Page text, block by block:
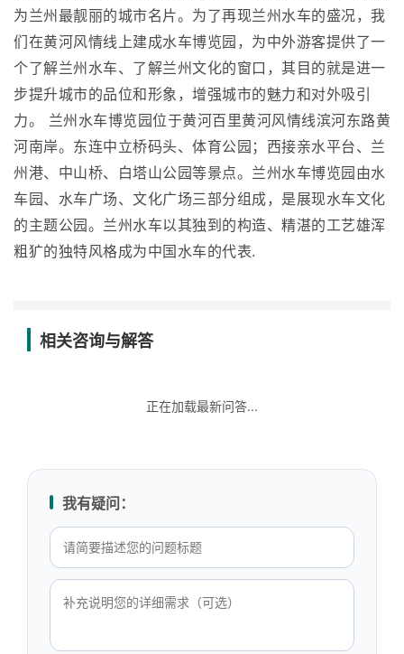
为兰州最靓丽的城市名片。为了再现兰州水车的盛况，我
们在黄河风情线上建成水车博览园，为中外游客提供了一
个了解兰州水车、了解兰州文化的窗口，其目的就是进一
步提升城市的品位和形象，增强城市的魅力和对外吸引
力。 兰州水车博览园位于黄河百里黄河风情线滨河东路黄
河南岸。东连中立桥码头、体育公园；西接亲水平台、兰
州港、中山桥、白塔山公园等景点。兰州水车博览园由水
车园、水车广场、文化广场三部分组成，是展现水车文化
的主题公园。兰州水车以其独到的构造、精湛的工艺雄浑
粗犷的独特风格成为中国水车的代表.
相关咨询与解答
正在加载最新问答...
我有疑问：